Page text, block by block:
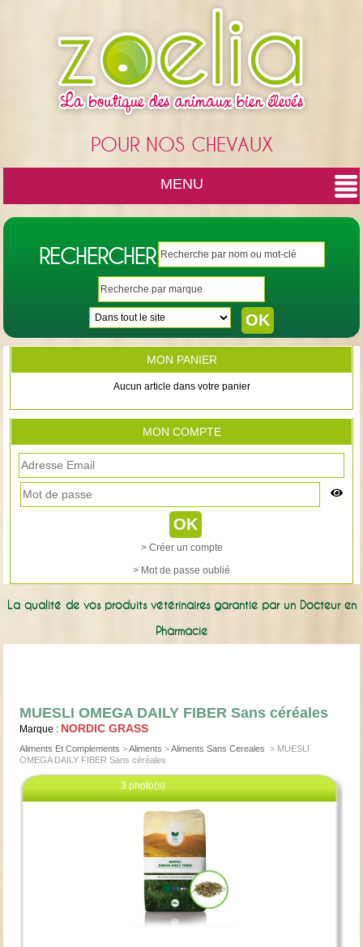
POUR NOS CHEVAUX
MENU
RECHERCHER
MON PANIER
Aucun article dans votre panier
MON COMPTE
> Créer un compte
> Mot de passe oublié
La qualité de vos produits vétérinaires garantie par un Docteur en
Pharmacie
MUESLI OMEGA DAILY FIBER Sans céréales
Marque : NORDIC GRASS
Aliments Et Complements > Aliments > Aliments Sans Cereales > MUESLI
OMEGA DAILY FIBER Sans céréales
3 photo(s)